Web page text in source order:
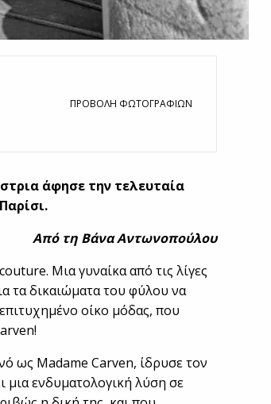
ΠΡΟΒΟΛΉ ΦΩΤΟΓΡΑΦΙΏΝ
άφησε την τελευταία
Από τη Βάνα Αντωνοπούλου
Μια γυναίκα από τις λίγες
τα δικαιώματα του φύλου να
οίκο μόδας, που
ως Madame Carven, ίδρυσε τον
μια ενδυματολογική λύση σε